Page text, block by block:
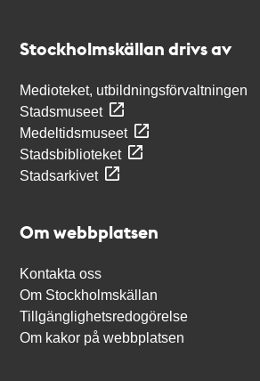
Stockholmskällan drivs av
Medioteket, utbildningsförvaltningen
Stadsmuseet
Medeltidsmuseet
Stadsbiblioteket
Stadsarkivet
Om webbplatsen
Kontakta oss
Om Stockholmskällan
Tillgänglighetsredogörelse
Om kakor på webbplatsen